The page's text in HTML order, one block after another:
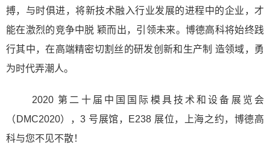
搏，与时俱进，将新技术融入行业发展的进程中的企业，才
能在激烈的竞争中脱 颖而出，引领未来。博德高科将始终践
行其中，在高端精密切割丝的研发创新和生产制 造领域，勇
为时代弄潮人。
2020 第二十届中国国际模具技术和设备展览会
（DMC2020），3 号展馆，E238 展位，上海之约，博德高
科与您不见不散！